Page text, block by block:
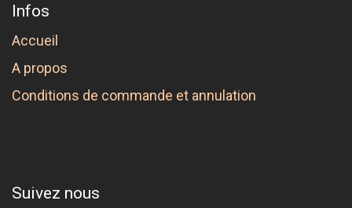
Infos
Accueil
A propos
Conditions de commande et annulation
Suivez nous